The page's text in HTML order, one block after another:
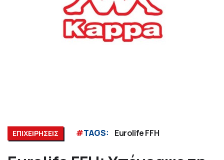
ΕΠΙΧΕΙΡΗΣΕΙΣ #TAGS: Eurolife FFH